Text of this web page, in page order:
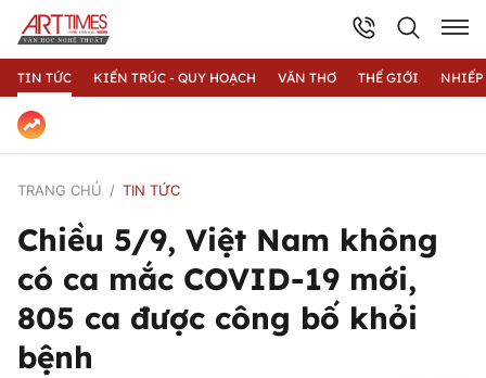
TIN TỨC KIẾN TRÚC - QUY HOẠCH VĂN THƠ THẾ GIỚI
TRANG CHỦ TIN TỨC
Chiều 5/9, Việt Nam không
có ca mắc COVID-19 mới,
805 ca được công bố khỏi
bệnh